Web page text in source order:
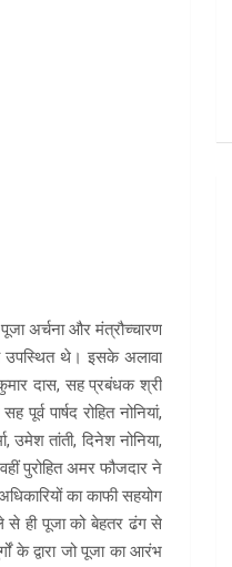
अर्चना और मंत्रौच्चारण
उपस्थित थे। इसके अलावा
दास, सह प्रबंधक श्री
पार्षद रोहित नोनियां,
उमेश तांती, दिनेश नोनिया,
पुरोहित अमर फौजदार ने
का काफी सहयोग
से ही पूजा को बेहतर ढंग से
द्वारा जो पूजा का आरंभ